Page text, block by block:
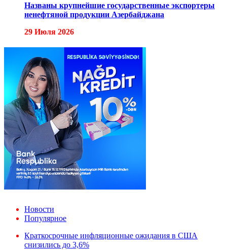
Названы крупнейшие государственные экспортеры
ненефтяной продукции Азербайджана
29 Июля 2026
Новости
Популярное
Краткосрочные инфляционные ожидания в США
снизились до 3,6%